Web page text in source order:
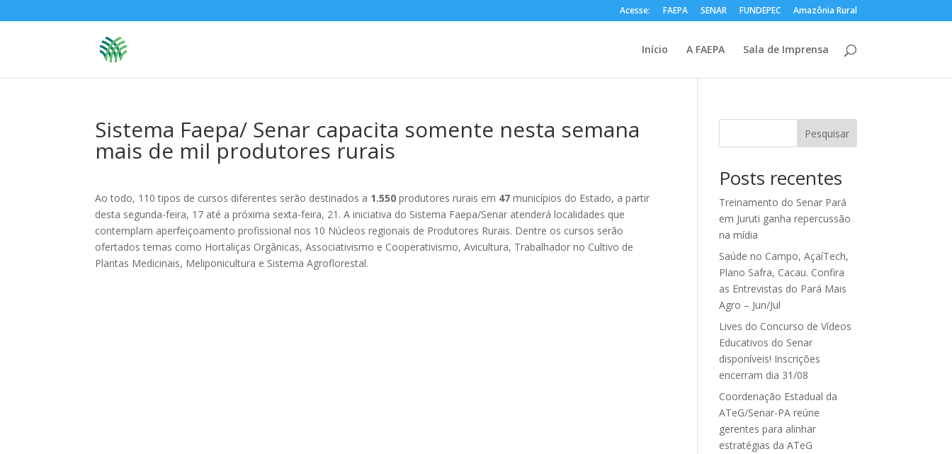
Acesse: FAEPA SENAR FUNDEPEC Amazônia Rural
Início A FAEPA Sala de Imprensa
Sistema Faepa/ Senar capacita somente nesta semana
mais de mil produtores rurais
Ao todo, 110 tipos de cursos diferentes serão destinados a 1.550 produtores rurais em 47 municípios do Estado, a partir
desta segunda-feira, 17 até a próxima sexta-feira, 21. A iniciativa do Sistema Faepa/Senar atenderá localidades que
contemplam aperfeiçoamento profissional nos 10 Núcleos regionais de Produtores Rurais. Dentre os cursos serão
ofertados temas como Hortaliças Orgânicas, Associativismo e Cooperativismo, Avicultura, Trabalhador no Cultivo de
Plantas Medicinais, Meliponicultura e Sistema Agroflorestal.
Pesquisar
Posts recentes
Treinamento do Senar Pará
em Juruti ganha repercussão
na mídia
Saúde no Campo, AçaíTech,
Plano Safra, Cacau. Confira
as Entrevistas do Pará Mais
Agro – Jun/Jul
Lives do Concurso de Vídeos
Educativos do Senar
disponíveis! Inscrições
encerram dia 31/08
Coordenação Estadual da
ATeG/Senar-PA reúne
gerentes para alinhar
estratégias da ATeG